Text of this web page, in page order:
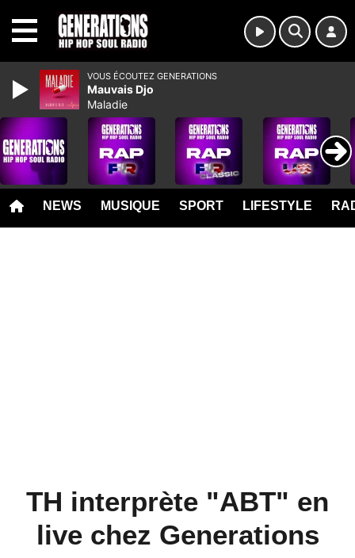
NEWS MUSIQUE SPORT LIFESTYLE
TH interprète "ABT" en
live chez Generations
VOUS ÉCOUTEZ GENERATIONS
Mauvais Djo
Maladie